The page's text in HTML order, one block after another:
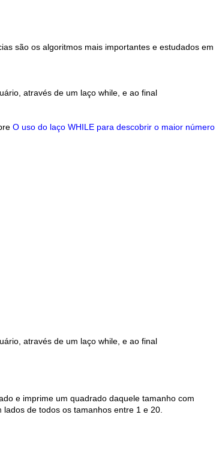
são os algoritmos mais importantes e estudados em
através de um laço while, e ao final
O uso do laço WHILE para descobrir o maior número
através de um laço while, e ao final
e imprime um quadrado daquele tamanho com
de todos os tamanhos entre 1 e 20.